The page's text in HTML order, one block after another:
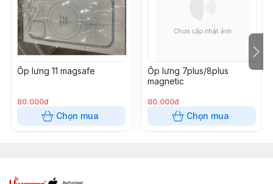
Ốp lưng 11 magsafe
80.000đ
Chọn mua
Ốp lưng 7plus/8plus
magnetic
80.000đ
Chọn mua